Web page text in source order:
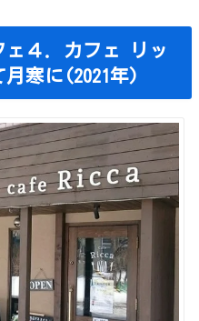
ェ４．カフェ リッ
月寒に(2021年)